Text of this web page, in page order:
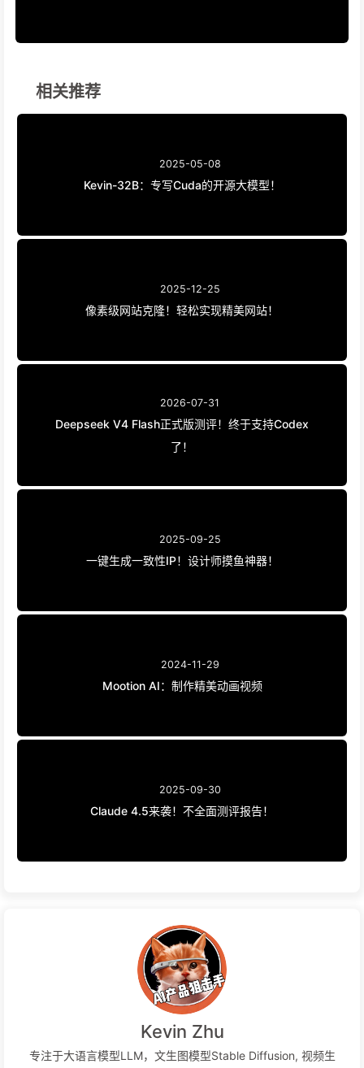
相关推荐
2025-05-08
Kevin-32B：专写Cuda的开源大模型！
2025-12-25
像素级网站克隆！轻松实现精美网站！
2026-07-31
Deepseek V4 Flash正式版测评！终于支持Codex
了！
2025-09-25
一键生成一致性IP！设计师摸鱼神器！
2024-11-29
Mootion AI：制作精美动画视频
2025-09-30
Claude 4.5来袭！不全面测评报告！
Kevin Zhu
专注于大语言模型LLM，文生图模型Stable Diffusion, 视频生